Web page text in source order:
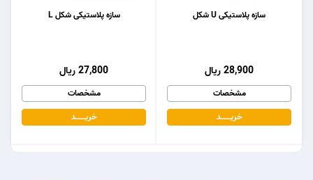
سازه پلاستیکی شکل L
27,800 ریال
مشخصات
خریـــــــد
سازه پلاستیکی U شکل
28,900 ریال
مشخصات
خریـــــــد